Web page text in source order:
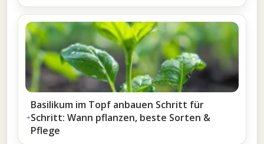
Basilikum im Topf anbauen Schritt für
Schritt: Wann pflanzen, beste Sorten &
Pflege